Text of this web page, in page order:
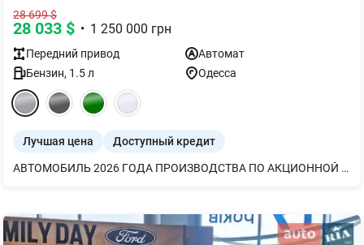
28 699$
28 033 $ • 1 250 000 грн
Передний привод
Автомат
Бензин, 1.5л Одесса
Лучшая цена Доступный кредит
АВТОМОБИЛЬ 2026 ГОДА ПРОИЗВОДСТВА ПО АКЦИОННОЙ ЦЕНЕ С КОНТРОЛЕМ СЛЕПЫХ ЗОН В ЗЕРКАЛАХ И ПРЕДУПРЕЖДЕНИЯМИ О ПЕРЕКРЕСТНОМ ДВИЖЕНИИ СЗАДИ В НАЛИЧИИ